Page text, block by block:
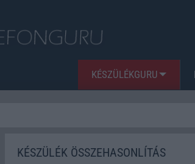
KÉSZÜLÉKGURU
KÉSZÜLÉK ÖSSZEHASONLÍTÁS